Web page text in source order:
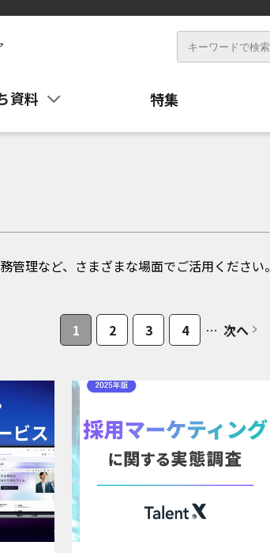
資料 特集
理など、さまざまな場面でご活用ください。
1 2 3 4 … 次へ